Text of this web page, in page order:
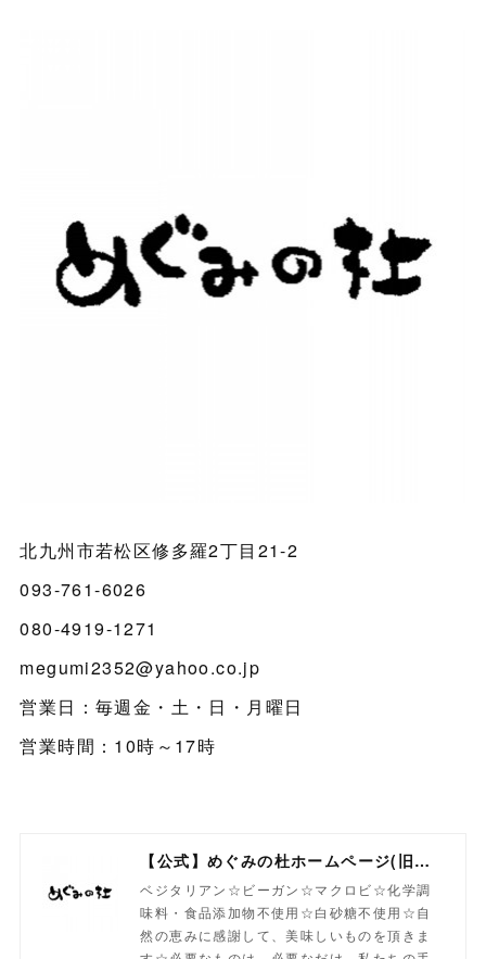
北九州市若松区修多羅2丁目21-2
093-761-6026
080-4919-1271
megumi2352@yahoo.co.jp
営業日：毎週金・土・日・月曜日
営業時間：10時～17時
【公式】めぐみの杜ホームページ(旧自然食工房）
ベジタリアン☆ビーガン☆マクロビ☆化学調
味料・食品添加物不使用☆白砂糖不使用☆自
然の恵みに感謝して、美味しいものを頂きま